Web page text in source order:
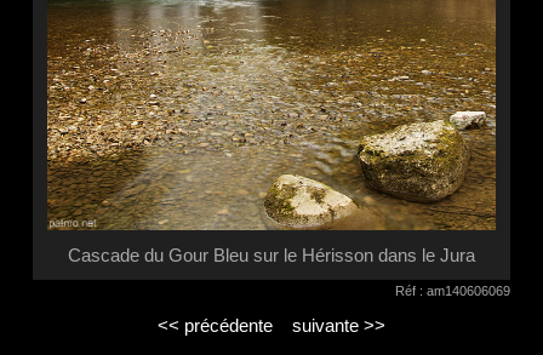
Cascade du Gour Bleu sur le Hérisson dans le Jura
Réf : am140606069
<< précédente suivante >>